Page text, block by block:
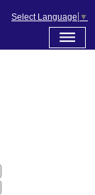
Select Language ▼